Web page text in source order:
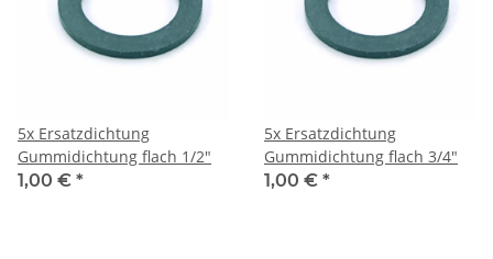
5x Ersatzdichtung
Gummidichtung flach 1/2"
1,00 € *
5x Ersatzdichtung
Gummidichtung flach 3/4"
1,00 € *